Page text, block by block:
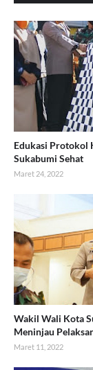
Edukasi Protokol
Sukabumi Sehat
Maret 24, 2022
Wakil Wali Kota
Meninjau
Maret 11, 2022